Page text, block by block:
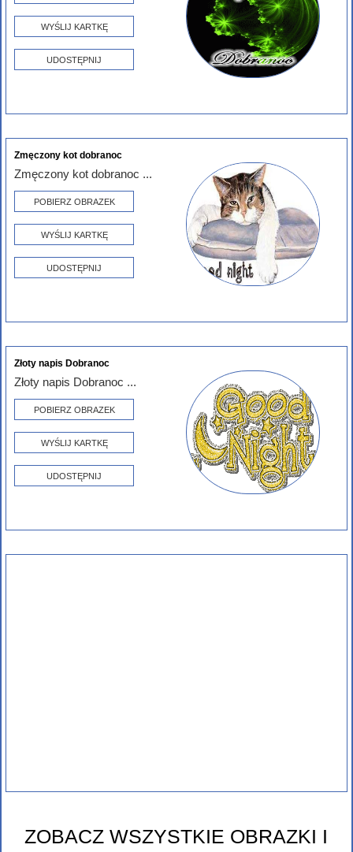
WYŚLIJ KARTKĘ
UDOSTĘPNIJ
Zmęczony kot dobranoc
Zmęczony kot dobranoc ...
POBIERZ OBRAZEK
WYŚLIJ KARTKĘ
UDOSTĘPNIJ
Złoty napis Dobranoc
Złoty napis Dobranoc ...
POBIERZ OBRAZEK
WYŚLIJ KARTKĘ
UDOSTĘPNIJ
ZOBACZ WSZYSTKIE OBRAZKI I